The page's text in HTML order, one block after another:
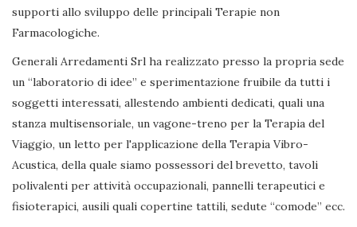
supporti allo sviluppo delle principali Terapie non
Farmacologiche.
Generali Arredamenti Srl ha realizzato presso la propria sede
un “laboratorio di idee” e sperimentazione fruibile da tutti i
soggetti interessati, allestendo ambienti dedicati, quali una
stanza multisensoriale, un vagone-treno per la Terapia del
Viaggio, un letto per l'applicazione della Terapia Vibro-
Acustica, della quale siamo possessori del brevetto, tavoli
polivalenti per attività occupazionali, pannelli terapeutici e
fisioterapici, ausili quali copertine tattili, sedute “comode” ecc.